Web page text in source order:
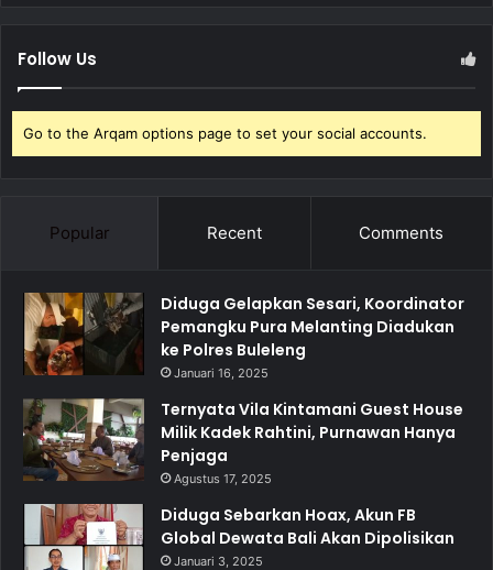
Follow Us
Go to the Arqam options page to set your social accounts.
Popular Recent Comments
Diduga Gelapkan Sesari, Koordinator
Pemangku Pura Melanting Diadukan
ke Polres Buleleng
Januari 16, 2025
Ternyata Vila Kintamani Guest House
Milik Kadek Rahtini, Purnawan Hanya
Penjaga
Agustus 17, 2025
Diduga Sebarkan Hoax, Akun FB
Global Dewata Bali Akan Dipolisikan
Januari 3, 2025